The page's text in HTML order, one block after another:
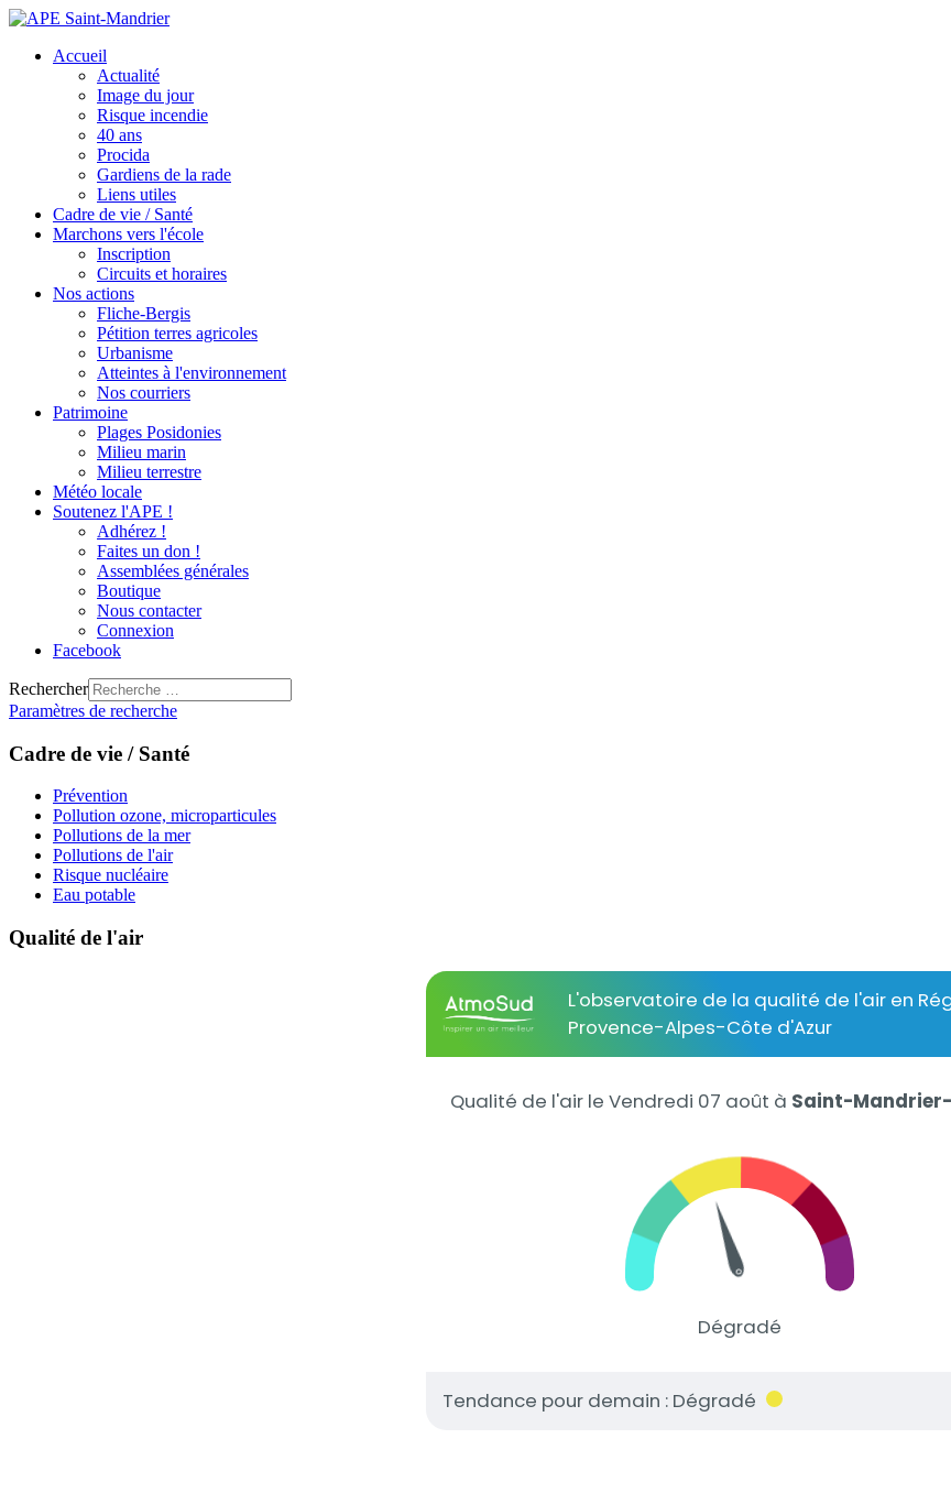
Accueil
Actualité
Image du jour
Risque incendie
40 ans
Procida
Gardiens de la rade
Liens utiles
Cadre de vie / Santé
Marchons vers l'école
Inscription
Circuits et horaires
Nos actions
Fliche-Bergis
Pétition terres agricoles
Urbanisme
Atteintes à l'environnement
Nos courriers
Patrimoine
Plages Posidonies
Milieu marin
Milieu terrestre
Météo locale
Soutenez l'APE !
Adhérez !
Faites un don !
Assemblées générales
Boutique
Nous contacter
Connexion
Facebook
Rechercher
Paramètres de recherche
Cadre de vie / Santé
Prévention
Pollution ozone, microparticules
Pollutions de la mer
Pollutions de l'air
Risque nucléaire
Eau potable
Qualité de l'air